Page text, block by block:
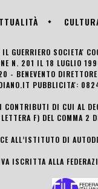
GUERRIERO SOCIETA'
N. 201 IL 18 LUGLIO
- BENEVENTO
PUBBLICITA':
I CONTRIBUTI DI CUI AL
F) DEL COMMA 2
ALL’ISTITUTO DI
ISCRITTA ALLA